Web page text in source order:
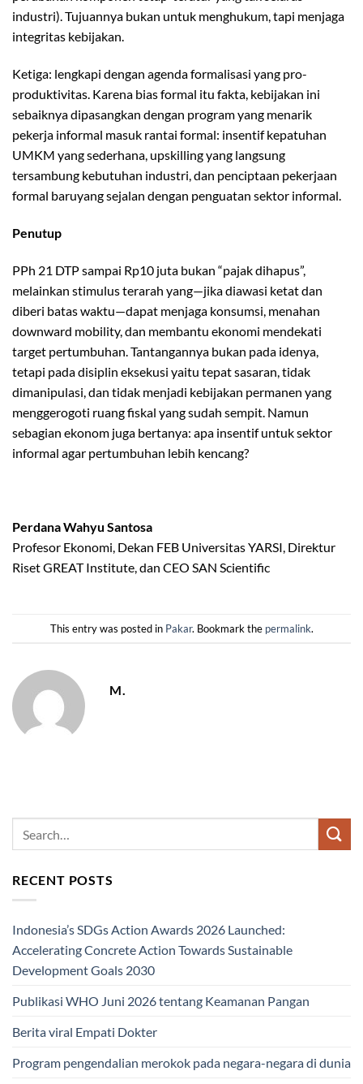
industri). Tujuannya bukan untuk menghukum, tapi menjaga
integritas kebijakan.
Ketiga: lengkapi dengan agenda formalisasi yang pro-
produktivitas. Karena bias formal itu fakta, kebijakan ini
sebaiknya dipasangkan dengan program yang menarik
pekerja informal masuk rantai formal: insentif kepatuhan
UMKM yang sederhana, upskilling yang langsung
tersambung kebutuhan industri, dan penciptaan pekerjaan
formal baruyang sejalan dengan penguatan sektor informal.
Penutup
PPh 21 DTP sampai Rp10 juta bukan “pajak dihapus”,
melainkan stimulus terarah yang—jika diawasi ketat dan
diberi batas waktu—dapat menjaga konsumsi, menahan
downward mobility, dan membantu ekonomi mendekati
target pertumbuhan. Tantangannya bukan pada idenya,
tetapi pada disiplin eksekusi yaitu tepat sasaran, tidak
dimanipulasi, dan tidak menjadi kebijakan permanen yang
menggerogoti ruang fiskal yang sudah sempit. Namun
sebagian ekonom juga bertanya: apa insentif untuk sektor
informal agar pertumbuhan lebih kencang?
Perdana Wahyu Santosa
Profesor Ekonomi, Dekan FEB Universitas YARSI, Direktur
Riset GREAT Institute, dan CEO SAN Scientific
This entry was posted in Pakar. Bookmark the permalink.
M.
RECENT POSTS
Indonesia’s SDGs Action Awards 2026 Launched:
Accelerating Concrete Action Towards Sustainable
Development Goals 2030
Publikasi WHO Juni 2026 tentang Keamanan Pangan
Berita viral Empati Dokter
Program pengendalian merokok pada negara-negara di dunia